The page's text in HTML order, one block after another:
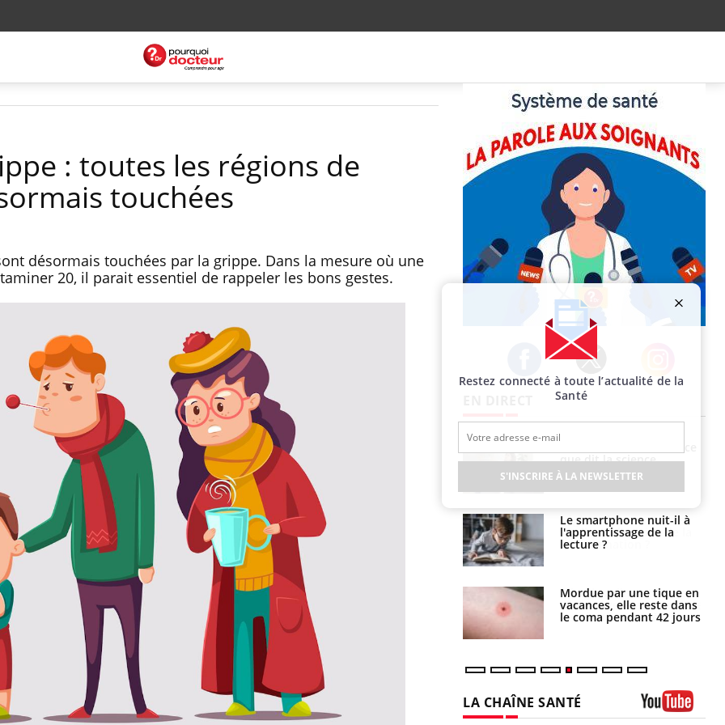
: toutes les régions de
touchées
désormais touchées par la grippe. Dans la mesure où une
20, il parait essentiel de rappeler les bons gestes.
Facebook Twitter Instagram
Fortes chaleurs :
pourquoi le risque de
noyade grimpe-t-il ?
Le Viagra pourrait-il
freiner la propagation du
cancer ?
Pourquoi manger moins
de protéines pourrait
finalement être bénéfique
Le smartphone nuit-il à
l'apprentissage de la
barracuda, une petite fille
secourue grâce à un
réflexe essentiel
Légionellose en Suisse :
quelle est l’origine de la
contamination ?
Allergies alimentaires :
une nouvelle arme contre
les réactions sévères
LA CHAÎNE SANTÉ
Restez connecté à toute l’actualité de la
Santé
S'INSCRIRE À LA NEWSLETTER